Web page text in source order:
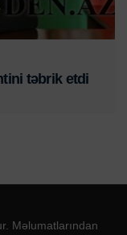
təbrik etdi
Məlumatlarından